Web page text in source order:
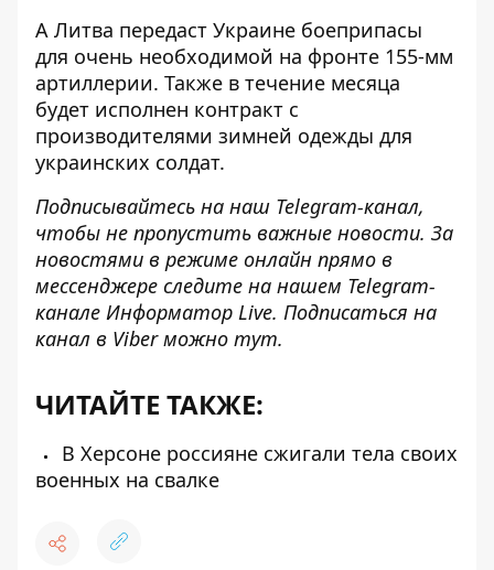
А Литва передаст Украине боеприпасы
для очень необходимой на фронте 155-мм
артиллерии. Также в течение месяца
будет исполнен контракт с
производителями зимней одежды для
украинских солдат.
Подписывайтесь на наш Telegram-канал,
чтобы не пропустить важные новости. За
новостями в режиме онлайн прямо в
мессенджере следите на нашем Telegram-
канале Информатор Live. Подписаться на
канал в Viber можно тут.
ЧИТАЙТЕ ТАКЖЕ:
В Херсоне россияне сжигали тела своих
военных на свалке